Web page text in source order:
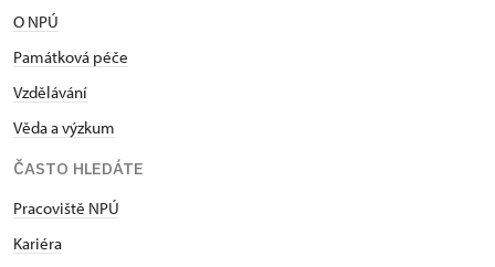
O NPÚ
Památková péče
Vzdělávání
Věda a výzkum
ČASTO HLEDÁTE
Pracoviště NPÚ
Kariéra